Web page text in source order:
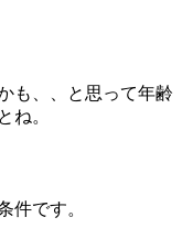
も、、と思って年齢
ね。
件です。